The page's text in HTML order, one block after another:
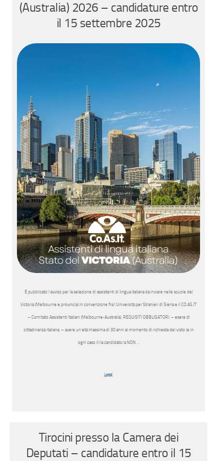
(Australia) 2026 – candidature entro
il 15 settembre 2025
È pubblicato l’avviso per la selezione di assistenti di lingua italiana da inviare nelle scuole del
Victoria (Melbourne e provincia) in convenzione fra l’Università per Stranieri di Siena e il CO.AS.IT
– Comitato Assistenti Italiani (Melbourne-Australia). REQUISITI OBBLIGATORI: – esere di
cittadinanza italiana; – avere un’età massima di 30 anni al momento di richiesta del visto (e in
ogni caso il/la candidato/a NON …
Leggi
Tirocini presso la Camera dei
Deputati – candidature entro il 15